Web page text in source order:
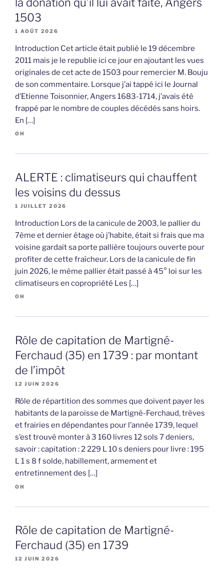
1503
1 AOÛT 2026
Introduction Cet article était publié le 19 décembre
2011 mais je le republie ici ce jour en ajoutant les vues
originales de cet acte de 1503 pour remercier M. Bouju
de son commentaire. Lorsque j’ai tappé ici le Journal
d’Etienne Toisonnier, Angers 1683-1714, j’avais été
frappé par le nombre de couples décédés sans hoirs.
En […]
OH
ALERTE : climatiseurs qui chauffent
les voisins du dessus
1 JUILLET 2026
Introduction Lors de la canicule de 2003, le pallier du
7ème et dernier étage où j’habite, était si frais que ma
voisine gardait sa porte pallière toujours ouverte pour
profiter de cette fraîcheur. Lors de la canicule de fin
juin 2026, le même pallier était passé à 45° loi sur les
climatiseurs en copropriété Les […]
OH
Rôle de capitation de Martigné-
Ferchaud (35) en 1739 : par montant
de l’impôt
12 JUIN 2026
Rôle de répartition des sommes que doivent payer les
habitants de la paroisse de Martigné-Ferchaud, trèves
et frairies en dépendantes pour l’année 1739, lequel
s’est trouvé monter à 3 160 livres 12 sols 7 deniers,
savoir : capitation : 2 229 L 10 s deniers pour livre : 195
L 1 s 8 f solde, habillement, armement et
entretinnement des […]
OH
Rôle de capitation de Martigné-
Ferchaud (35) en 1739
12 JUIN 2026